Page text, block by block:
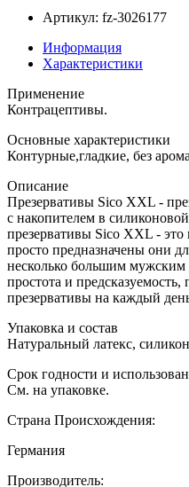
Артикул: fz-3026177
Информация
Характеристики
Применение
Контрацептивы.
Основные характеристики
Контурные,гладкие, без
Описание
Презервативы Sico XXL -
с накопителем в
презервативы Sico XXL - это
просто предназначены они
несколько большим мужским
простота и
презервативы на каждый
Упаковка и состав
Натуральный латекс,
Срок годности и
См. на упаковке.
Страна Происхождения:
Германия
Производитель: